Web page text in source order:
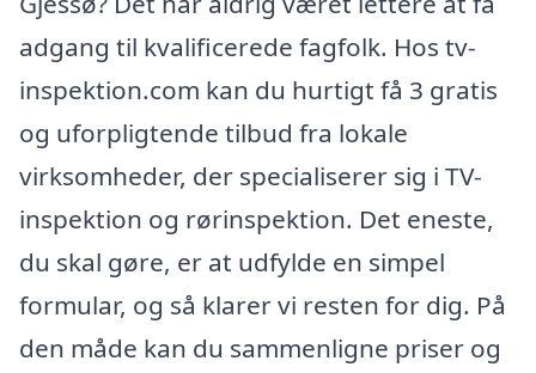
adgang til kvalificerede fagfolk. Hos tv-
inspektion.com kan du hurtigt få 3 gratis
og uforpligtende tilbud fra lokale
virksomheder, der specialiserer sig i TV-
inspektion og rørinspektion. Det eneste,
du skal gøre, er at udfylde en simpel
formular, og så klarer vi resten for dig. På
den måde kan du sammenligne priser og